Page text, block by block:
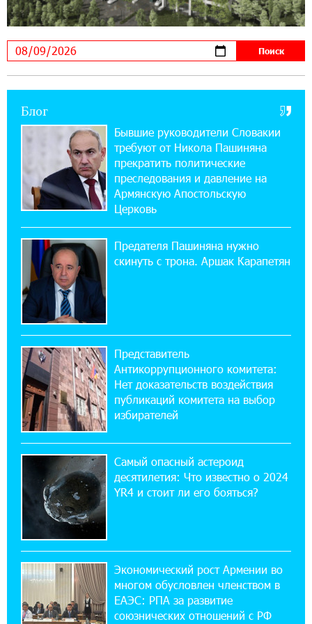
10:12:55 3-08-2026
В мобильном приложении Юнибанка теперь
можно зарегистрироваться также с помощью
«Бесплатные бонусы в играх»: IDBank
предупреждает о кибератаках на школьников
11:21:15 31-07-2026
ЕАЭС со временем будет расширяться. Когда-
нибудь это поймёт и рядовой армянин, но
11:03:52 31-07-2026
Если Израиль использует тему Геноцида
армян против Эрдогана, то что для него
значит сам Геноцид?
17:16:14 30-07-2026
ВТБ (Армения): вклад «Стабильный» — до
10% годовых и оформление в мобильном
приложении
17:03:49 30-07-2026
Платформа Rate.Trading на Seaside Startup
14:44:13 29-07-2026
Состоялось открытие Khachaturian Rooftop
при поддержке IDBank
18:38:18 28-07-2026
Пашинян ты упустил свой шанс уйти
спокойно. Аршак Карапетян
Блог
Бывшие руководители Словакии
требуют от Никола Пашиняна
прекратить политические
преследования и давление на
Армянскую Апостольскую
Церковь
Предателя Пашиняна нужно
скинуть с трона. Аршак Карапетян
Представитель
Антикоррупционного комитета:
Нет доказательств воздействия
публикаций комитета на выбор
избирателей
Самый опасный астероид
десятилетия: Что известно о 2024
YR4 и стоит ли его бояться?
Экономический рост Армении во
многом обусловлен членством в
ЕАЭС: РПА за развитие
союзнических отношений с РФ